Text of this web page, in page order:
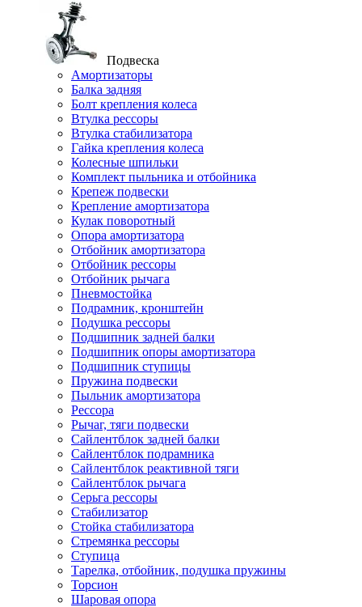
Подвеска
Амортизаторы
Балка задняя
Болт крепления колеса
Втулка рессоры
Втулка стабилизатора
Гайка крепления колеса
Колесные шпильки
Комплект пыльника и отбойника
Крепеж подвески
Крепление амортизатора
Кулак поворотный
Опора амортизатора
Отбойник амортизатора
Отбойник рессоры
Отбойник рычага
Пневмостойка
Подрамник, кронштейн
Подушка рессоры
Подшипник задней балки
Подшипник опоры амортизатора
Подшипник ступицы
Пружина подвески
Пыльник амортизатора
Рессора
Рычаг, тяги подвески
Сайлентблок задней балки
Сайлентблок подрамника
Сайлентблок реактивной тяги
Сайлентблок рычага
Серьга рессоры
Стабилизатор
Стойка стабилизатора
Стремянка рессоры
Ступица
Тарелка, отбойник, подушка пружины
Торсион
Шаровая опора